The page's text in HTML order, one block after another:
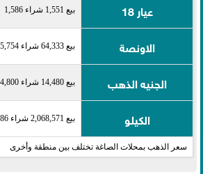
عيار 18 بيع 1,551 شراء 1,586
الاونصة بيع 64,333 شراء 65,754
الجنيه الذهب بيع 14,480 شراء 14,800
الكيلو بيع 2,068,571 شراء 2,114,286
سعر الذهب بمحلات الصاغة تختلف بين منطقة وأخرى